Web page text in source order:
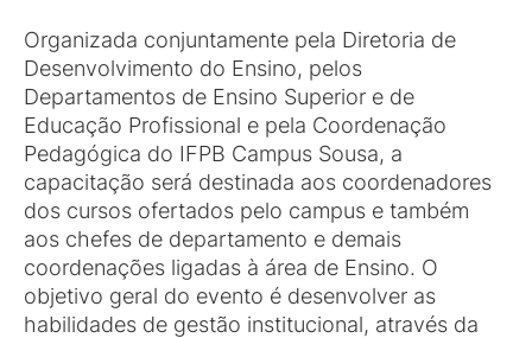
Organizada conjuntamente pela Diretoria de
Desenvolvimento do Ensino, pelos
Departamentos de Ensino Superior e de
Educação Profissional e pela Coordenação
Pedagógica do IFPB Campus Sousa, a
capacitação será destinada aos coordenadores
dos cursos ofertados pelo campus e também
aos chefes de departamento e demais
coordenações ligadas à área de Ensino. O
objetivo geral do evento é desenvolver as
habilidades de gestão institucional, através da